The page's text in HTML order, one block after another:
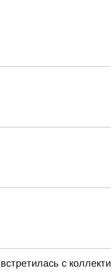
встретилась с